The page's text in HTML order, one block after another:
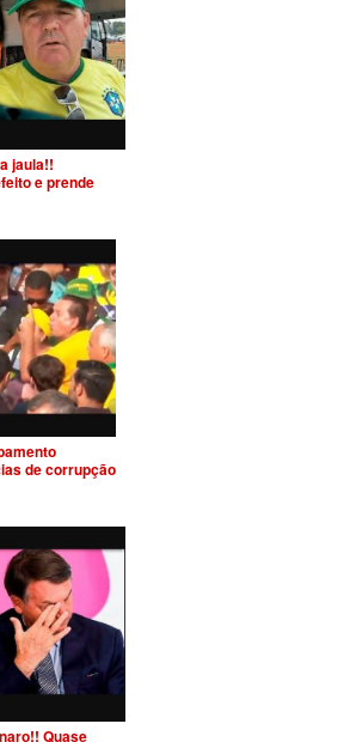
jaula!!
e prende
de corrupção
Quase